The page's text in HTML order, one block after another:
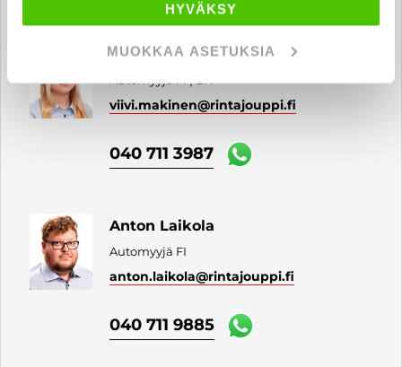
HYVÄKSY
MUOKKAA ASETUKSIA
Viivi Mäkinen
Automyyjä FI | EN
viivi.makinen@rintajouppi.fi
040 711 3987
Anton Laikola
Automyyjä FI
anton.laikola@rintajouppi.fi
040 711 9885